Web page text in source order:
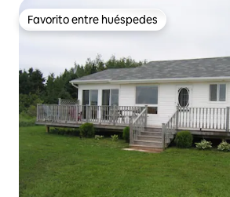
Favorito entre huéspedes
Favorito entre huéspedes